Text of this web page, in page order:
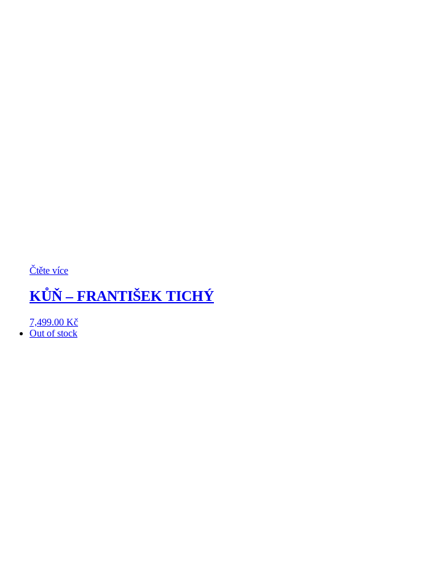
Čtěte více
KŮŇ – FRANTIŠEK TICHÝ
7,499.00 Kč
Out of stock